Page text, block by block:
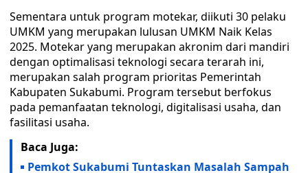
Sementara untuk program motekar, diikuti 30 pelaku
UMKM yang merupakan lulusan UMKM Naik Kelas
2025. Motekar yang merupakan akronim dari mandiri
dengan optimalisasi teknologi secara terarah ini,
merupakan salah program prioritas Pemerintah
Kabupaten Sukabumi. Program tersebut berfokus
pada pemanfaatan teknologi, digitalisasi usaha, dan
fasilitasi usaha.
Baca Juga:
Pemkot Sukabumi Tuntaskan Masalah Sampah